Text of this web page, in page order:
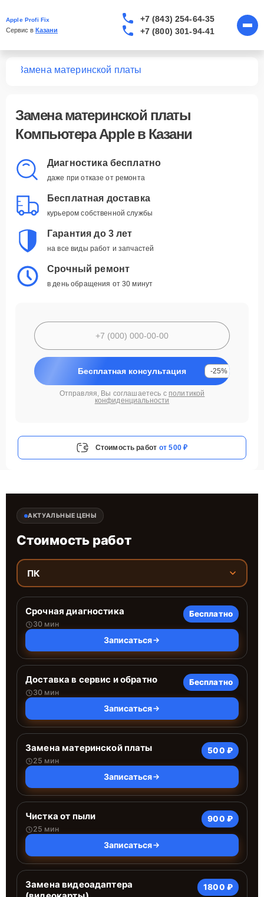
Apple Profi Fix
Сервис в Казани
+7 (843) 254-64-35
+7 (800) 301-94-41
Замена материнской платы
Замена материнской платы
Компьютера Apple в Казани
Диагностика бесплатно
даже при отказе от ремонта
Бесплатная доставка
курьером собственной службы
Гарантия до 3 лет
на все виды работ и запчастей
Срочный ремонт
в день обращения от 30 минут
Бесплатная консультация -25%
Отправляя, Вы соглашаетесь с политикой
конфиденциальности
Стоимость работ от 500 ₽
АКТУАЛЬНЫЕ ЦЕНЫ
Стоимость работ
ПК
Срочная диагностика
30 мин
Бесплатно
Записаться
Доставка в сервис и обратно
30 мин
Бесплатно
Записаться
Замена материнской платы
25 мин
500 ₽
Записаться
Чистка от пыли
25 мин
900 ₽
Записаться
Замена видеоадаптера
1800 ₽